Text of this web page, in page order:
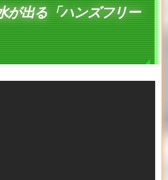
が出る「ハンズフリー